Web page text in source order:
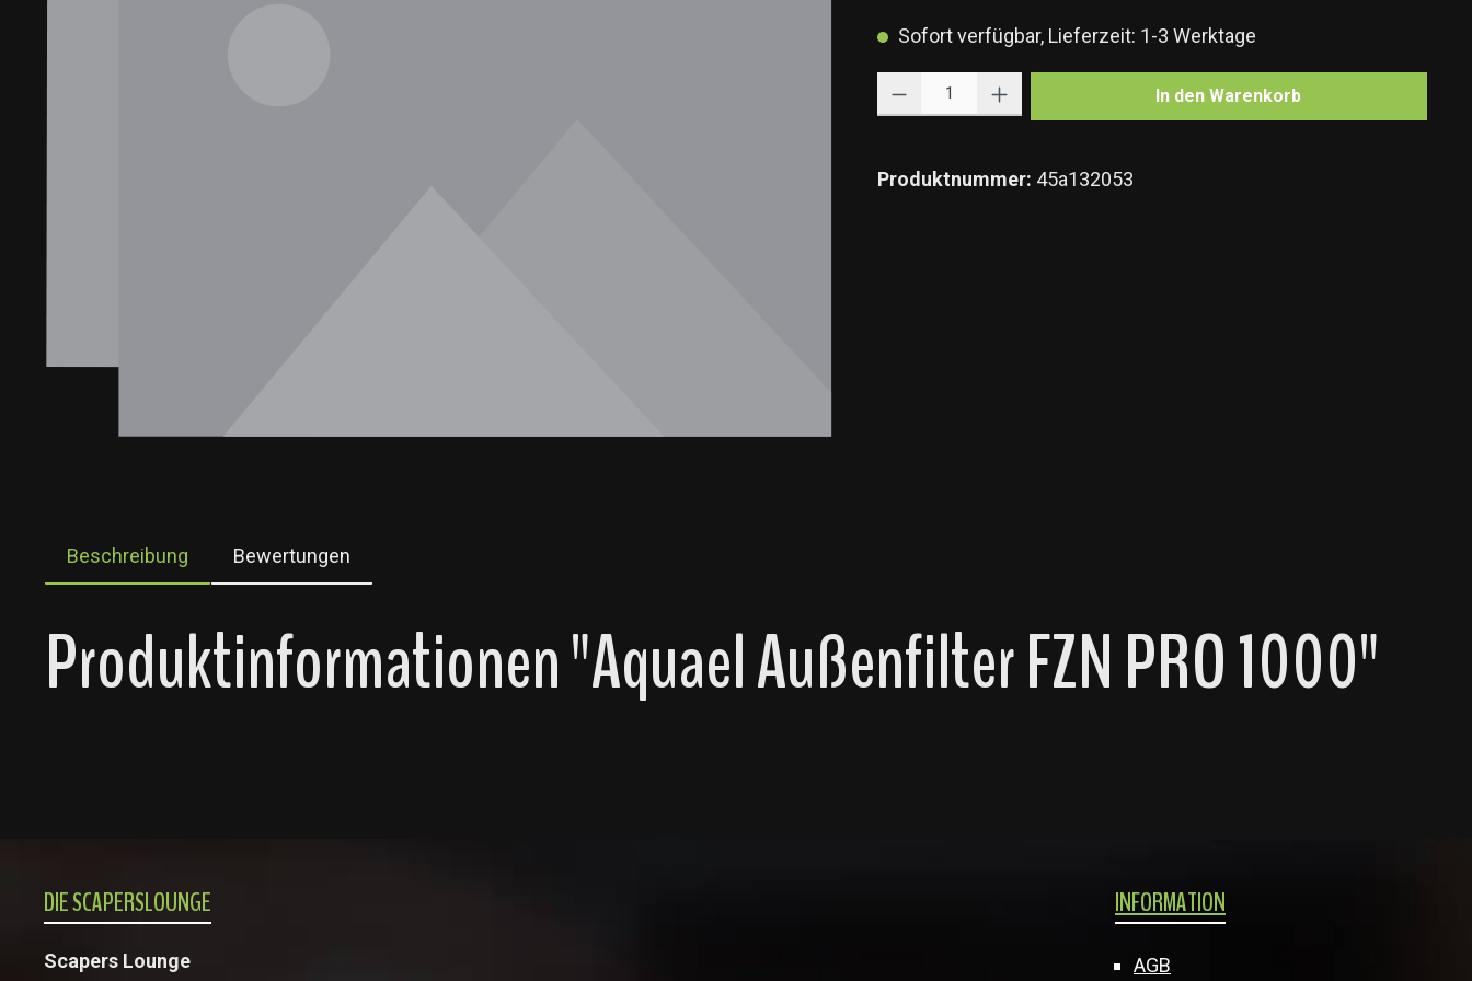
Sofort verfügbar, Lieferzeit: 1-3 Werktage
In den Warenkorb
Produktnummer: 45a132053
Beschreibung Bewertungen
Produktinformationen "Aquael Außenfilter FZN PRO 1000"
DIE SCAPERSLOUNGE
Scapers Lounge
INFORMATION
AGB